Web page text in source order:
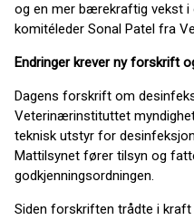
og en mer bærekraftig vekst
komitéleder Sonal Patel fra
Endringer krever ny forskrift
Dagens forskrift om
Veterinærinstituttet
teknisk utstyr for
Mattilsynet fører tilsyn og
godkjenningsordningen.
Siden forskriften trådte i